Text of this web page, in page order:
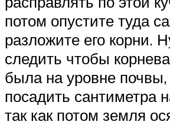
потом опустите туда
разложите его корни.
следить чтобы
была на уровне
посадить сантиметра
так как потом земля